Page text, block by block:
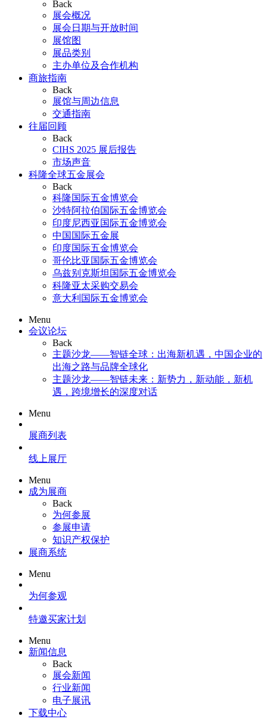
Back
展会概况
展会日期与开放时间
展馆图
展品类别
主办单位及合作机构
商旅指南
Back
展馆与周边信息
交通指南
往届回顾
Back
CIHS 2025 展后报告
市场声音
科隆全球五金展会
Back
科隆国际五金博览会
沙特阿拉伯国际五金博览会
印度尼西亚国际五金博览会
中国国际五金展
印度国际五金博览会
哥伦比亚国际五金博览会
乌兹别克斯坦国际五金博览会
科隆亚太采购交易会
意大利国际五金博览会
Menu
会议论坛
Back
主题沙龙——智链全球：出海新机遇，中国企业的
出海之路与品牌全球化
主题沙龙——智链未来：新势力，新动能，新机
遇，跨境增长的深度对话
Menu
展商列表
线上展厅
Menu
成为展商
Back
为何参展
参展申请
知识产权保护
展商系统
Menu
为何参观
特邀买家计划
Menu
新闻信息
Back
展会新闻
行业新闻
电子展讯
下载中心